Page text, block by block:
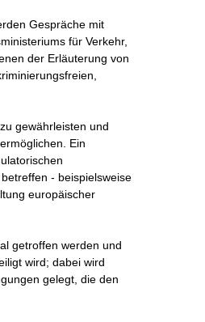
Gespräche mit
für Verkehr,
der Erläuterung von
gewährleisten und
Ein
- beispielsweise
europäischer
getroffen werden und
wird; dabei wird
gelegt, die den